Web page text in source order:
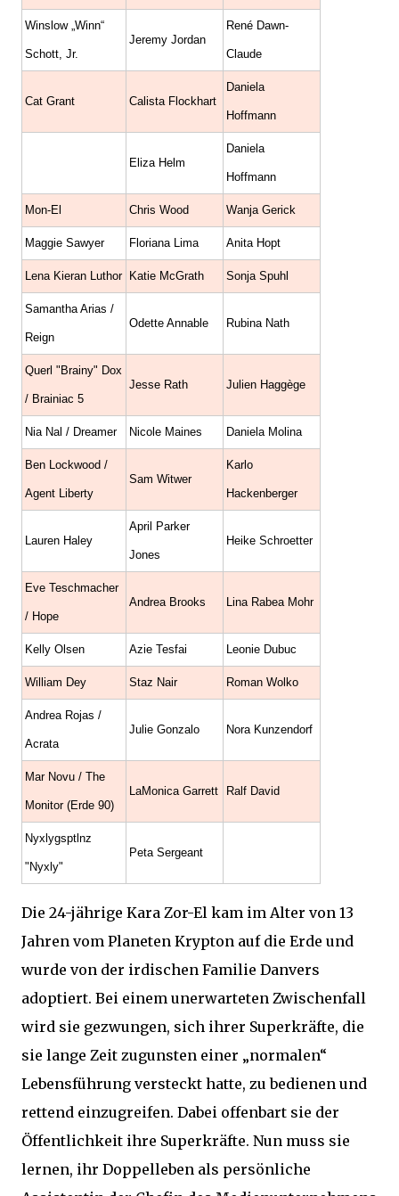
Winslow „Winn“
Schott, Jr.
Jeremy Jordan
René Dawn-
Claude
Cat Grant Calista Flockhart
Daniela
Hoffmann
Eliza Helm
Daniela
Hoffmann
Mon-El Chris Wood Wanja Gerick
Maggie Sawyer Floriana Lima Anita Hopt
Lena Kieran Luthor Katie McGrath Sonja Spuhl
Samantha Arias /
Reign
Odette Annable Rubina Nath
Querl "Brainy" Dox
/ Brainiac 5
Jesse Rath Julien Haggège
Nia Nal / Dreamer Nicole Maines Daniela Molina
Ben Lockwood /
Agent Liberty
Sam Witwer
Karlo
Hackenberger
Lauren Haley
April Parker
Jones
Heike Schroetter
Eve Teschmacher
/ Hope
Andrea Brooks Lina Rabea Mohr
Kelly Olsen Azie Tesfai Leonie Dubuc
William Dey Staz Nair Roman Wolko
Andrea Rojas /
Acrata
Julie Gonzalo Nora Kunzendorf
Mar Novu / The
Monitor (Erde 90)
LaMonica Garrett Ralf David
Nyxlygsptlnz
"Nyxly"
Peta Sergeant
Die 24-jährige Kara Zor-El kam im Alter von 13
Jahren vom Planeten Krypton auf die Erde und
wurde von der irdischen Familie Danvers
adoptiert. Bei einem unerwarteten Zwischenfall
wird sie gezwungen, sich ihrer Superkräfte, die
sie lange Zeit zugunsten einer „normalen“
Lebensführung versteckt hatte, zu bedienen und
rettend einzugreifen. Dabei offenbart sie der
Öffentlichkeit ihre Superkräfte. Nun muss sie
lernen, ihr Doppelleben als persönliche